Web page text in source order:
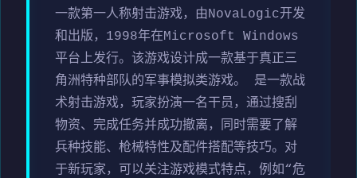
一款第一人称射击游戏，由NovaLogic开发
和出版，1998年在Microsoft Windows
平台上发行。该游戏设计成一款基于真正三
角洲特种部队的军事模拟类游戏。 是一款战
术射击游戏，玩家扮演一名干员，通过搜刮
物资、完成任务并成功撤离，同时需要了解
兵种技能、枪械特性及配件搭配等技巧。对
于新玩家，可以关注游戏模式特点，例如“危